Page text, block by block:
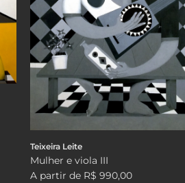
Teixeira Leite
Mulher e viola III
A partir de R$ 990,00